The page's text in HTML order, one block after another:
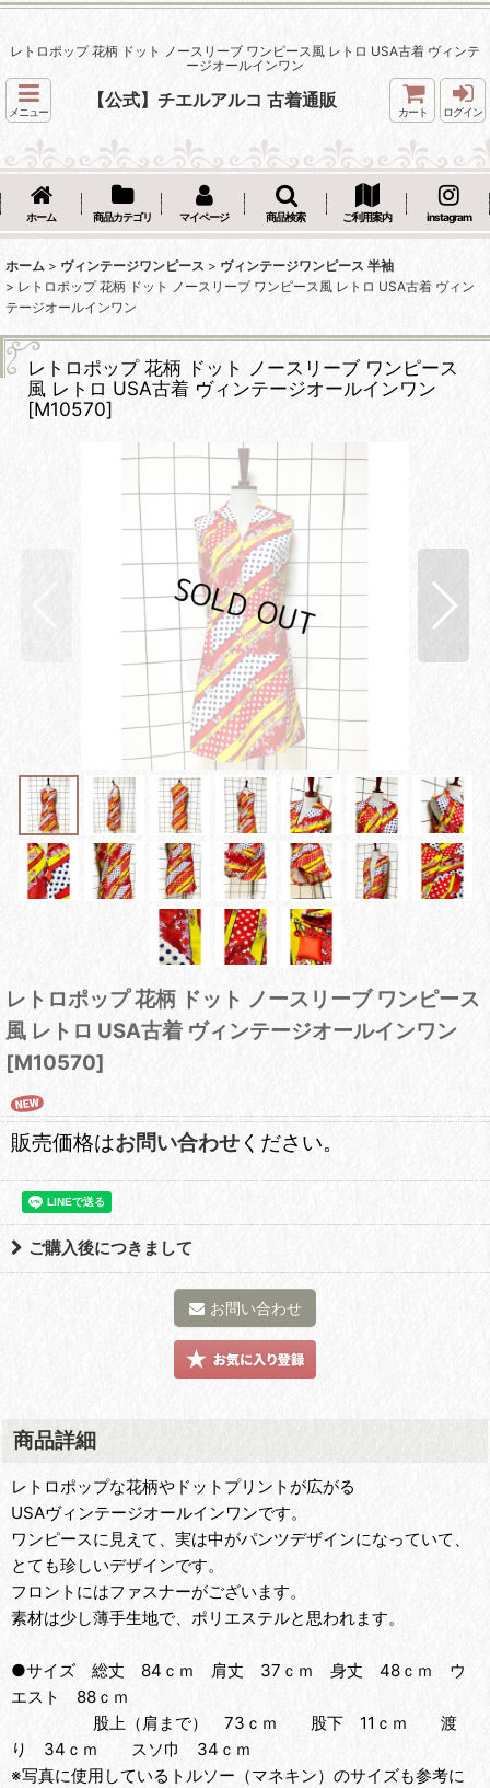
レトロポップ 花柄 ドット ノースリーブ ワンピース風 レトロ USA古着 ヴィンテ
ージオールインワン
メニュー
【公式】チエルアルコ 古着通販
カート ログイン
ホーム 商品カテゴリ マイページ 商品検索 ご利用案内 instagram
ホーム > ヴィンテージワンピース > ヴィンテージワンピース 半袖
> レトロポップ 花柄 ドット ノースリーブ ワンピース風 レトロ USA古着 ヴィン
テージオールインワン
レトロポップ 花柄 ドット ノースリーブ ワンピース
風 レトロ USA古着 ヴィンテージオールインワン
[M10570]
レトロポップ 花柄 ドット ノースリーブ ワンピース
風 レトロ USA古着 ヴィンテージオールインワン
[M10570]
販売価格はお問い合わせ ください。
ご購入後につきまして
お問い合わせ
商品詳細
レトロポップな花柄やドットプリントが広がる
USAヴィンテージオールインワンです。
ワンピースに見えて、実は中がパンツデザインになっていて、
とても珍しいデザインです。
フロントにはファスナーがございます。
素材は少し薄手生地で、ポリエステルと思われます。
●サイズ 総丈 84ｃｍ 肩丈 37ｃｍ 身丈 48ｃｍ ウ
エスト 88ｃｍ
股上（肩まで） 73ｃｍ 股下 11ｃｍ 渡
り 34ｃｍ スソ巾 34ｃｍ
※写真に使用しているトルソー（マネキン）のサイズも参考に